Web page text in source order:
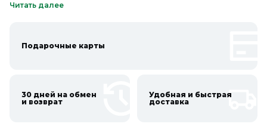
линейки с усиленным краем для черчения и другие
помощниками в учебе, работе и быту. Они подходят для
Читать далее
Подарочные карты
30 дней на обмен
и возврат
Удобная и быстрая
доставка